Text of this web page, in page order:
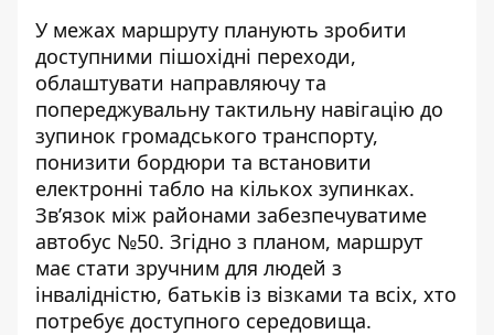
У межах маршруту планують зробити
доступними пішохідні переходи,
облаштувати направляючу та
попереджувальну тактильну навігацію до
зупинок громадського транспорту,
понизити бордюри та встановити
електронні табло на кількох зупинках.
Зв’язок між районами забезпечуватиме
автобус №50. Згідно з планом, маршрут
має стати зручним для людей з
інвалідністю, батьків із візками та всіх, хто
потребує доступного середовища.